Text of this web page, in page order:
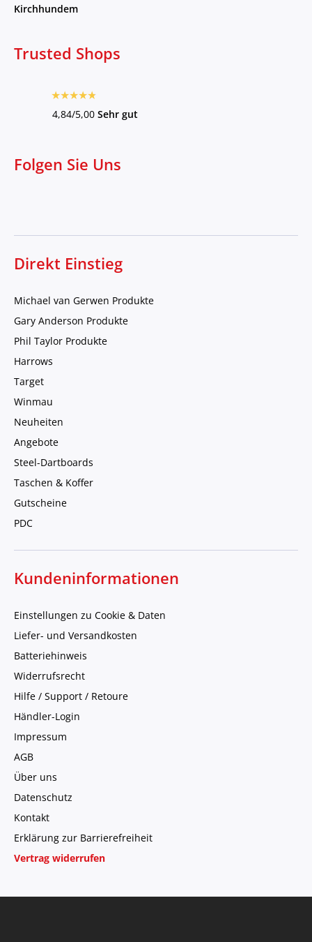
Kirchhundem
Trusted Shops
4,84/5,00 Sehr gut
Folgen Sie Uns
Direkt Einstieg
Michael van Gerwen Produkte
Gary Anderson Produkte
Phil Taylor Produkte
Harrows
Target
Winmau
Neuheiten
Angebote
Steel-Dartboards
Taschen & Koffer
Gutscheine
PDC
Kundeninformationen
Einstellungen zu Cookie & Daten
Liefer- und Versandkosten
Batteriehinweis
Widerrufsrecht
Hilfe / Support / Retoure
Händler-Login
Impressum
AGB
Über uns
Datenschutz
Kontakt
Erklärung zur Barrierefreiheit
Vertrag widerrufen